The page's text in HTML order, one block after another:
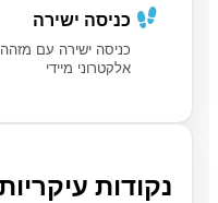
כניסה ישירה
אלקטרוני מיידי
נקודות